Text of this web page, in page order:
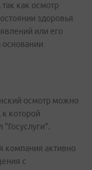
как осмотр
здоровья
или его
осмотр можно
к которой
"Госуслуги".
компания активно
с